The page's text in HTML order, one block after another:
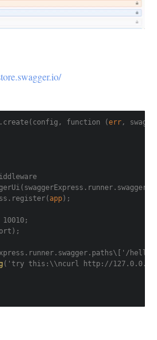
function (err ,
app);
('try this:\\ncurl http: //